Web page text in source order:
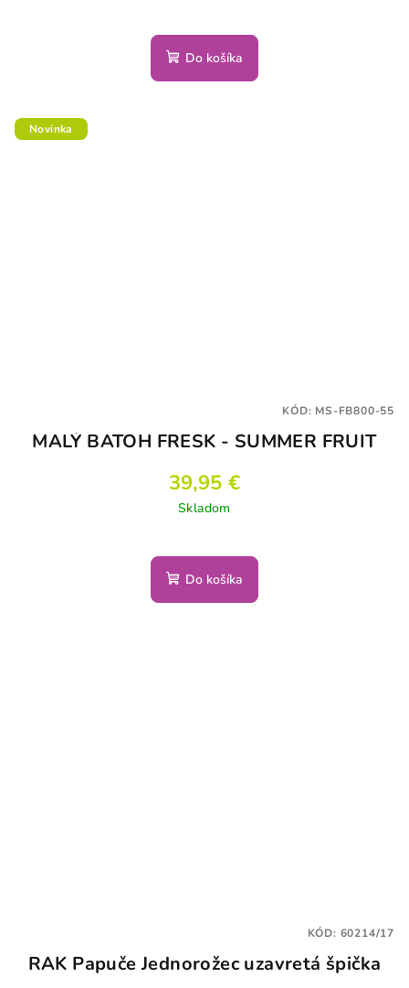
Do košíka
Novinka
MALÝ BATOH FRESK - SUMMER FRUIT
39,95 €
Skladom
Do košíka
KÓD: MS-FB800-55
RAK Papuče Jednorožec uzavretá špička
KÓD: 60214/17